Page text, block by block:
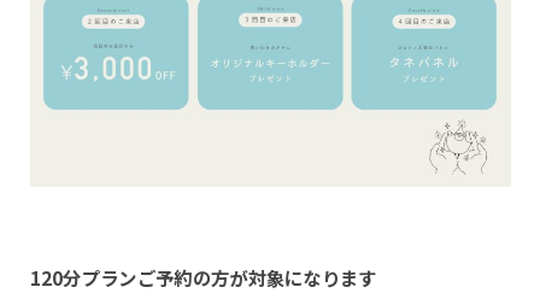
120分プランご予約の方が対象になります